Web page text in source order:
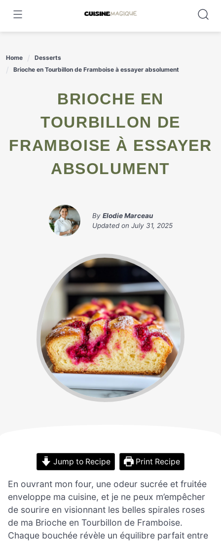
content
Home
Desserts
Brioche en Tourbillon de Framboise à essayer absolument
BRIOCHE EN
TOURBILLON DE
FRAMBOISE À ESSAYER
ABSOLUMENT
By Elodie Marceau
Updated on July 31, 2025
Jump to Recipe Print Recipe
En ouvrant mon four, une odeur sucrée et fruitée
enveloppe ma cuisine, et je ne peux m’empêcher
de sourire en visionnant les belles spirales roses
de ma Brioche en Tourbillon de Framboise.
Chaque bouchée révèle un équilibre parfait entre